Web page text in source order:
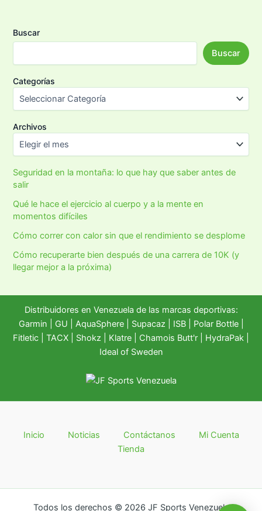
Buscar
Buscar
Categorías
Archivos
Seguridad en la montaña: lo que hay que saber antes de
salir
Qué le hace el ejercicio al cuerpo y a la mente en
momentos difíciles
Cómo correr con calor sin que el rendimiento se desplome
Cómo recuperarte bien después de una carrera de 10K (y
llegar mejor a la próxima)
Distribuidores en Venezuela de las marcas deportivas:
Garmin
GU AquaSphere| Supacaz | ISB | Polar Bottle|
Fitletic
TACX Shokz Klatre Chamois Butt'r HydraPak
Ideal of Sweden
Inicio Noticias Contáctanos
Mi Cuenta
Tienda
Todos los derechos © 2026 JF Sports Venezuela